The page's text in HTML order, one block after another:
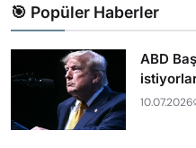
🎯 Popüler Haberler
ABD
10.07.2026